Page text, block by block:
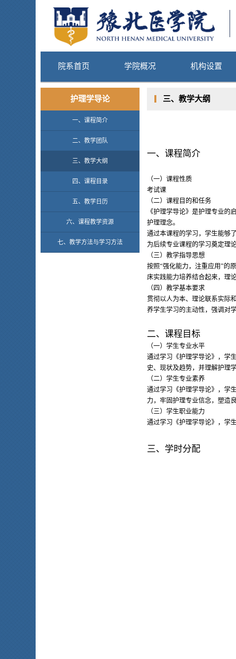
院系首页 学院概况 机构设置
护理学导论
一、课程简介
二、教学团队
三、教学大纲
四、课程目录
五、教学日历
六、课程教学资源
七、教学方法与学习方法
三、教学大纲
一、课程简介
（一）课程性质
考试课
（二）课程目的和任务
《护理学导论》是护理专业
护理理念。
通过本课程的学习，学生能够
为后续专业课程的学习奠定理论
（三）教学指导思想
按照“强化能力，注重应用”的
床实践能力培养结合起来，理
（四）教学基本要求
贯彻以人为本、理论联系实际
养学生学习的主动性，强调对
二、课程目标
（一）学生专业水平
通过学习《护理学导论》，学
史、现状及趋势，并理解护理
（二）学生专业素养
通过学习《护理学导论》，学
力，牢固护理专业信念，塑造
（三）学生职业能力
通过学习《护理学导论》，学
三、学时分配